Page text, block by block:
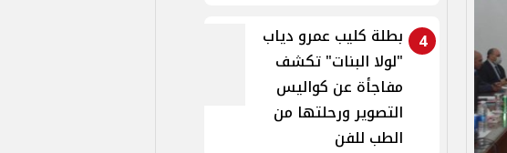
4
بطلة كليب عمرو دياب
"لولا البنات" تكشف
مفاجأة عن كواليس
التصوير ورحلتها من
الطب للفن